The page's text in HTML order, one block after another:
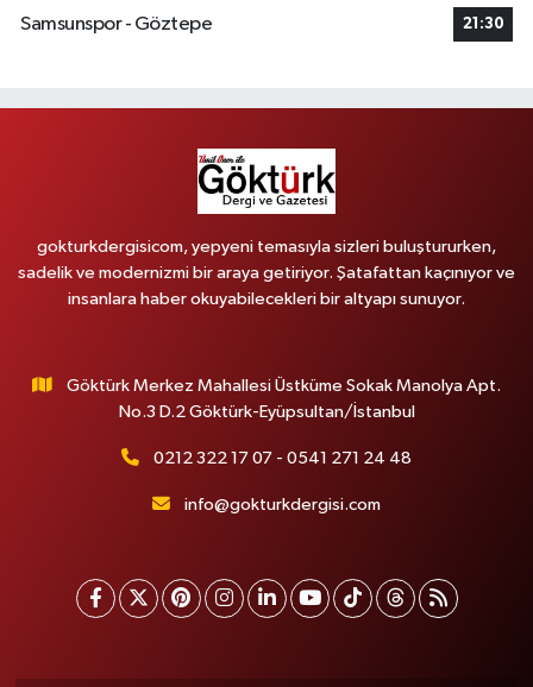
Samsunspor - Göztepe
21:30
gokturkdergisicom, yepyeni temasıyla sizleri buluştururken,
sadelik ve modernizmi bir araya getiriyor. Şatafattan kaçınıyor ve
insanlara haber okuyabilecekleri bir altyapı sunuyor.
Göktürk Merkez Mahallesi Üstküme Sokak Manolya Apt.
No.3 D.2 Göktürk-Eyüpsultan/İstanbul
0212 322 17 07 - 0541 271 24 48
info@gokturkdergisi.com